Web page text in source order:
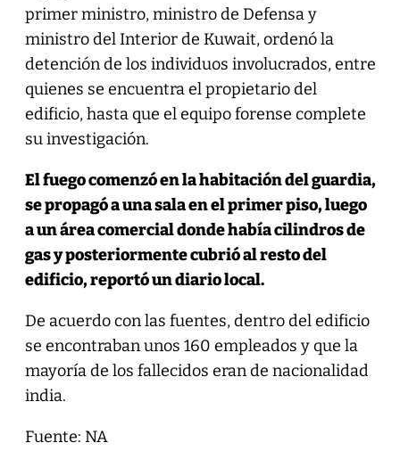
primer ministro, ministro de Defensa y
ministro del Interior de Kuwait, ordenó la
detención de los individuos involucrados, entre
quienes se encuentra el propietario del
edificio, hasta que el equipo forense complete
su investigación.
El fuego comenzó en la habitación del guardia,
se propagó a una sala en el primer piso, luego
a un área comercial donde había cilindros de
gas y posteriormente cubrió al resto del
edificio, reportó un diario local.
De acuerdo con las fuentes, dentro del edificio
se encontraban unos 160 empleados y que la
mayoría de los fallecidos eran de nacionalidad
india.
Fuente: NA